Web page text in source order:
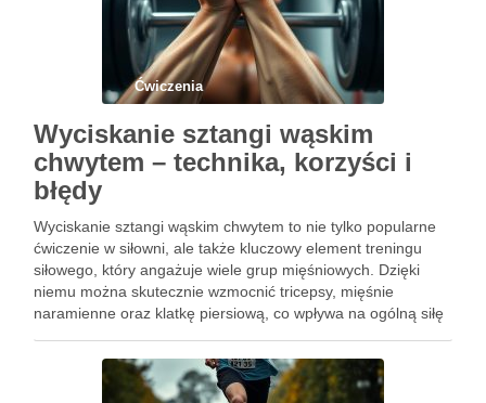
Ćwiczenia
Wyciskanie sztangi wąskim
chwytem – technika, korzyści i
błędy
Wyciskanie sztangi wąskim chwytem to nie tylko popularne
ćwiczenie w siłowni, ale także kluczowy element treningu
siłowego, który angażuje wiele grup mięśniowych. Dzięki
niemu można skutecznie wzmocnić tricepsy, mięśnie
naramienne oraz klatkę piersiową, co wpływa na ogólną siłę
prosta, wymaga odpowiedniej precyzji …